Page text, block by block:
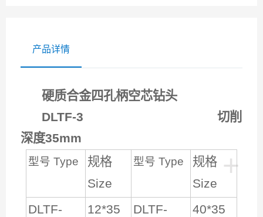
产品详情
硬质合金四孔柄空芯钻头
DLTF-3 切削
深度35mm
+
型号 Type
规格
Size
型号 Type
规格
Size
DLTF-
12*35
DLTF-
40*35